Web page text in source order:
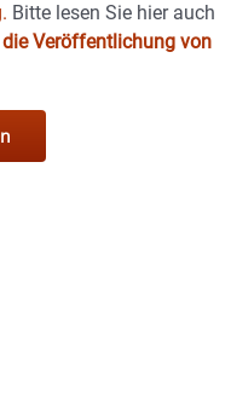
Bitte lesen Sie hier auch
Veröffentlichung von